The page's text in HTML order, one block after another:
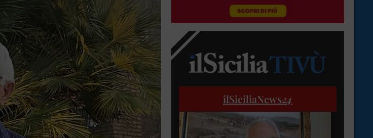
ilSiciliaNews24